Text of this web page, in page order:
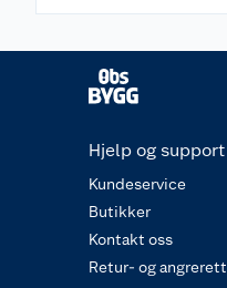
Hjelp og support
Kundeservice
Butikker
Kontakt oss
Retur- og angrerett